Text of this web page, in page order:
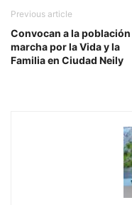
Previous article
Convocan a la población
marcha por la Vida y la
Familia en Ciudad Neily